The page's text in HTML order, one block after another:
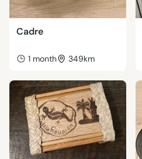
Cadre
1 month 349km